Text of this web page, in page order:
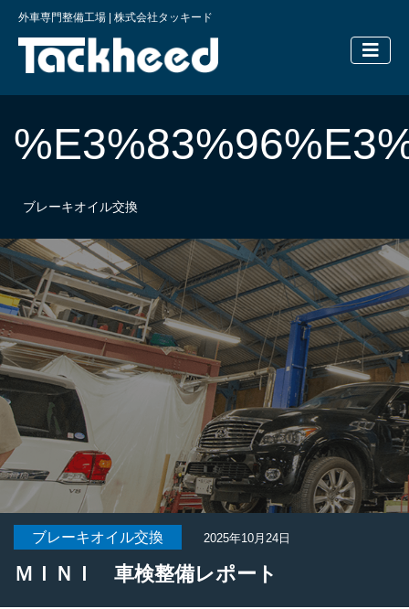
外車専門整備工場 | 株式会社タッキード
横浜の外
ブレーキオイル交換
ブレーキオイル交換 2025年10月24日
ＭＩＮＩ 車検整備レポート